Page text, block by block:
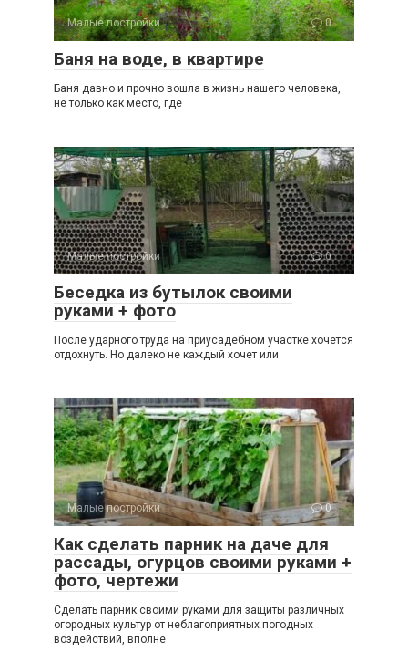
Малые постройки 0
Баня на воде, в квартире
Баня давно и прочно вошла в жизнь нашего человека,
не только как место, где
Малые постройки 0
Беседка из бутылок своими
руками + фото
После ударного труда на приусадебном участке хочется
отдохнуть. Но далеко не каждый хочет или
Малые постройки 0
Как сделать парник на даче для
рассады, огурцов своими руками +
фото, чертежи
Сделать парник своими руками для защиты различных
огородных культур от неблагоприятных погодных
воздействий, вполне